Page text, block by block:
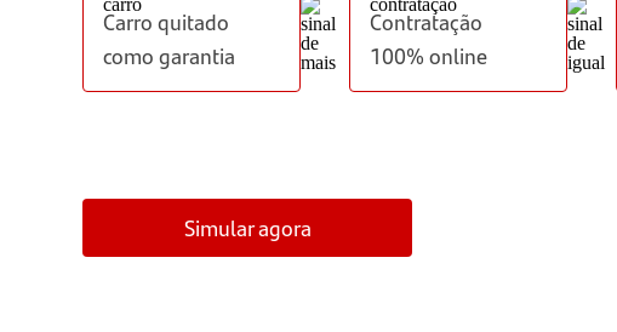
Carro quitado
como garantia
Contratação
100% online
Simular agora